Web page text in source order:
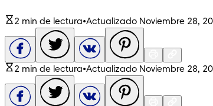
2 min de lectura•Actualizado Noviembre 28,
2 min de lectura•Actualizado Noviembre 28,